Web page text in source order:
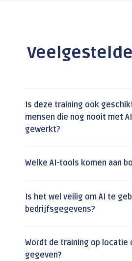
Is deze training ook
mensen die nog nooit met
gewerkt?
Welke AI-tools komen aan
Is het wel veilig om AI te
bedrijfsgegevens?
Wordt de training op locatie
gegeven?